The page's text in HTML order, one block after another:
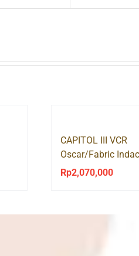
CAPITOL III VCR
Oscar/Fabric
Visitor
Rp2,070,000